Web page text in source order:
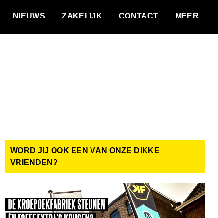
NIEUWS ZAKELIJK CONTACT
WORD JIJ OOK EEN VAN ONZE DIKKE
VRIENDEN?